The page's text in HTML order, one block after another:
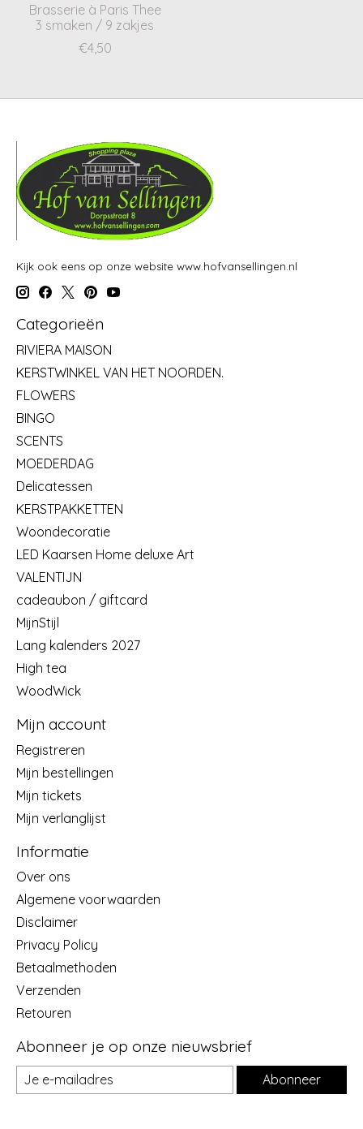
Brasserie à Paris Thee
3 smaken / 9 zakjes
€4,50
Kijk ook eens op onze website www.hofvansellingen.nl
Categorieën
RIVIERA MAISON
KERSTWINKEL VAN HET NOORDEN.
FLOWERS
BINGO
SCENTS
MOEDERDAG
Delicatessen
KERSTPAKKETTEN
Woondecoratie
LED Kaarsen Home deluxe Art
VALENTIJN
cadeaubon / giftcard
MijnStijl
Lang kalenders 2027
High tea
WoodWick
Mijn account
Registreren
Mijn bestellingen
Mijn tickets
Mijn verlanglijst
Informatie
Over ons
Algemene voorwaarden
Disclaimer
Privacy Policy
Betaalmethoden
Verzenden
Retouren
Abonneer je op onze nieuwsbrief
Abonneer